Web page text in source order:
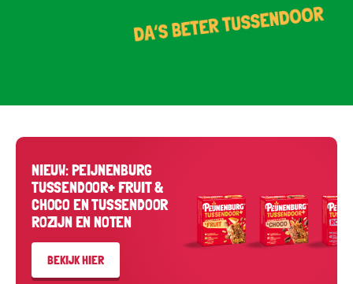
NIEUW: PEIJNENBURG
TUSSENDOOR+ FRUIT &
CHOCO EN TUSSENDOOR
ROZIJN EN NOTEN
BEKIJK HIER